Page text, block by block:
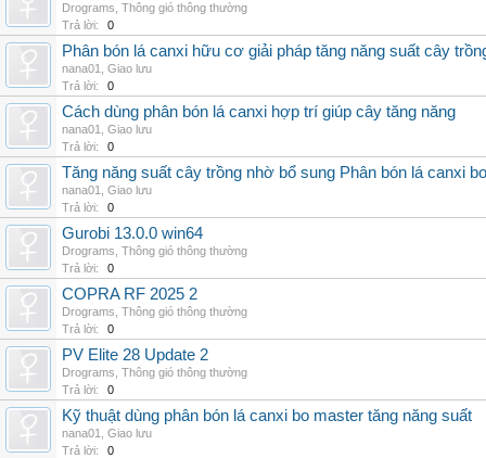
Drograms Thông gió thông thường
Trả lời:
0
Phân bón lá canxi hữu cơ giải pháp tăng năng suất cây
nana01
Giao lưu
Trả lời:
0
Cách dùng phân bón lá canxi hợp trí giúp cây tăng năng
nana01
Giao lưu
Trả lời:
0
Tăng năng suất cây trồng nhờ bổ sung Phân bón lá canxi
nana01
Giao lưu
Trả lời:
0
Gurobi 13.0.0 win64
Drograms Thông gió thông thường
Trả lời:
0
COPRA RF 2025 2
Drograms Thông gió thông thường
Trả lời:
0
PV Elite 28 Update 2
Drograms Thông gió thông thường
Trả lời:
0
Kỹ thuật dùng phân bón lá canxi bo master tăng năng suất
nana01
Giao lưu
Trả lời:
0